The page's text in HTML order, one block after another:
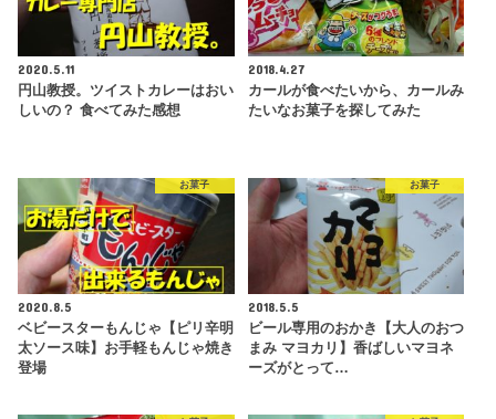
2020.5.11
円山教授。ツイストカレーはおい
しいの？ 食べてみた感想
2018.4.27
カールが食べたいから、カールみ
たいなお菓子を探してみた
お菓子
2020.8.5
ベビースターもんじゃ【ピリ辛明
太ソース味】お手軽もんじゃ焼き
登場
お菓子
2018.5.5
ビール専用のおかき【大人のおつ
まみ マヨカリ】香ばしいマヨネ
ーズがとって…